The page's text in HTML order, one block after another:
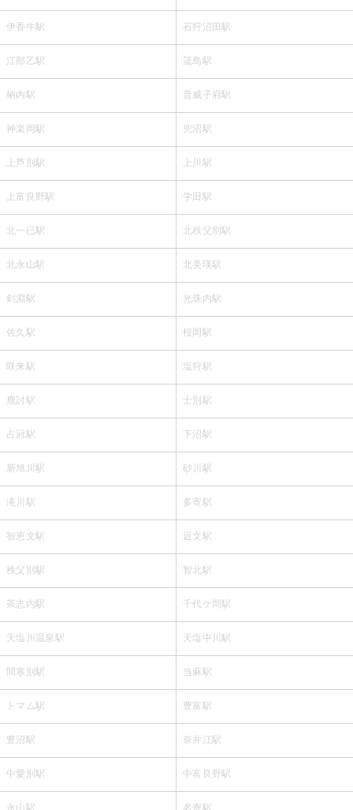
伊香牛駅 石狩沼田駅
江部乙駅 筬島駅
納内駅 音威子府駅
神楽岡駅 兜沼駅
上芦別駅 上川駅
上富良野駅 学田駅
北一已駅 北秩父別駅
北永山駅 北美瑛駅
剣淵駅 光珠内駅
佐久駅 桜岡駅
咲来駅 塩狩駅
鹿討駅 士別駅
占冠駅 下沼駅
新旭川駅 砂川駅
滝川駅 多寄駅
智恵文駅 近文駅
秩父別駅 智北駅
茶志内駅 千代ケ岡駅
天塩川温泉駅 天塩中川駅
問寒別駅 当麻駅
トマム駅 豊富駅
豊沼駅 奈井江駅
中愛別駅 中富良野駅
永山駅 名寄駅